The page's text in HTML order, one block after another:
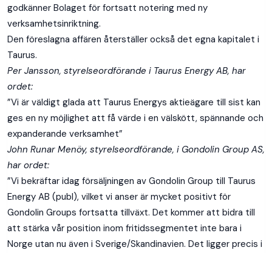
godkänner Bolaget för fortsatt notering med ny
verksamhetsinriktning.
Den föreslagna affären återställer också det egna kapitalet i
Taurus.
Per Jansson, styrelseordförande i Taurus Energy AB, har
ordet:
”Vi är väldigt glada att Taurus Energys aktieägare till sist kan
ges en ny möjlighet att få värde i en välskött, spännande och
expanderande verksamhet”
John Runar Menöy, styrelseordförande, i Gondolin Group AS,
har ordet:
”Vi bekräftar idag försäljningen av Gondolin Group till Taurus
Energy AB (publ), vilket vi anser är mycket positivt för
Gondolin Groups fortsatta tillväxt. Det kommer att bidra till
att stärka vår position inom fritidssegmentet inte bara i
Norge utan nu även i Sverige/Skandinavien. Det ligger precis i